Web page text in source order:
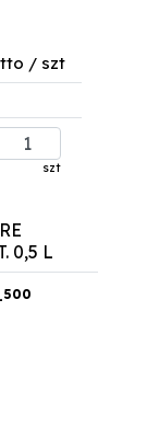
/ szt
szt
0,5 L